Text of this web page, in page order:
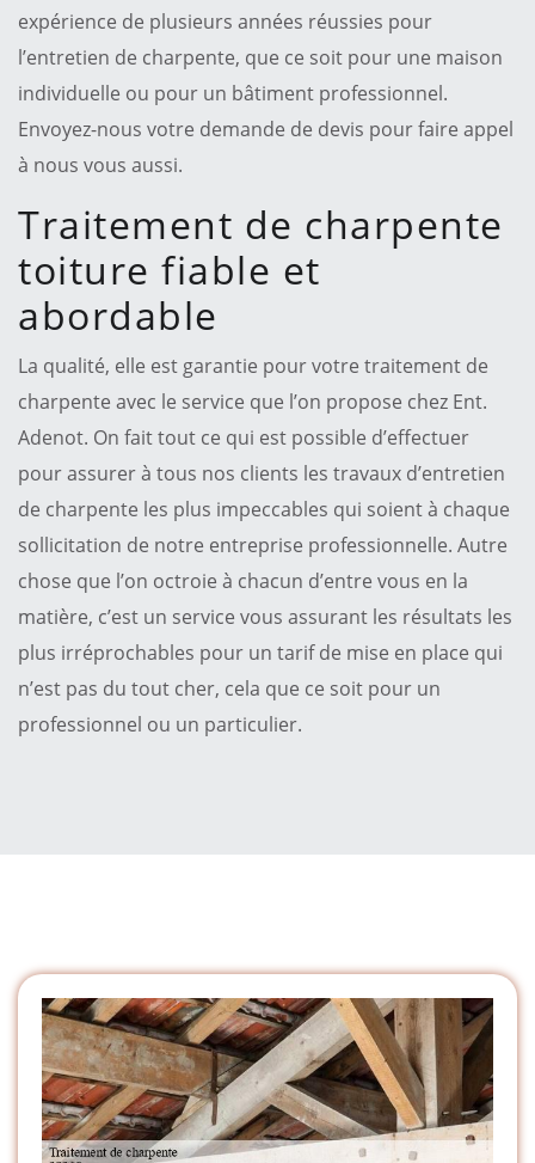
expérience de plusieurs années réussies pour
l’entretien de charpente, que ce soit pour une maison
individuelle ou pour un bâtiment professionnel.
Envoyez-nous votre demande de devis pour faire appel
à nous vous aussi.
Traitement de charpente
toiture fiable et
abordable
La qualité, elle est garantie pour votre traitement de
charpente avec le service que l’on propose chez Ent.
Adenot. On fait tout ce qui est possible d’effectuer
pour assurer à tous nos clients les travaux d’entretien
de charpente les plus impeccables qui soient à chaque
sollicitation de notre entreprise professionnelle. Autre
chose que l’on octroie à chacun d’entre vous en la
matière, c’est un service vous assurant les résultats les
plus irréprochables pour un tarif de mise en place qui
n’est pas du tout cher, cela que ce soit pour un
professionnel ou un particulier.